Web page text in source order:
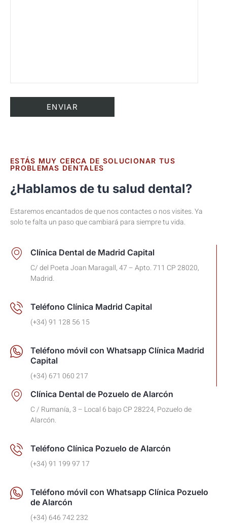
ESTÁS MUY CERCA DE SOLUCIONAR TUS
PROBLEMAS DENTALES
¿Hablamos de tu salud dental?
Estaremos encantados de que nos contactes o nos visites. Ya
solo te falta un paso que cambiará para siempre tu vida.
Clínica Dental de Madrid Capital
C/ del Poeta Joan Maragall, 47 – Apto. 711 CP 28020,
Madrid.
Teléfono Clínica Madrid Capital
(+34) 91 128 56 15
Teléfono móvil con Whatsapp Clínica Madrid
Capital
(+34) 671 060 217
Clínica Dental de Pozuelo de Alarcón
C / Rumanía, 3 – Local 6 bajo CP 28224, Pozuelo de
Alarcón.
Teléfono Clínica Pozuelo de Alarcón
(+34) 91 199 97 17
Teléfono móvil con Whatsapp Clínica Pozuelo
de Alarcón
(+34) 646 742 232